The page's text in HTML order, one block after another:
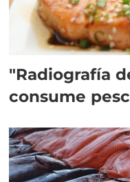
"Radiografía
consume